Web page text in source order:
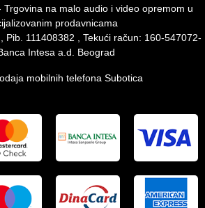
na malo audio i video opremom u
prodavnicama
Pib. 111408382 , Tekući račun: 160-547072-
Intesa a.d. Beograd
mobilnih telefona Subotica